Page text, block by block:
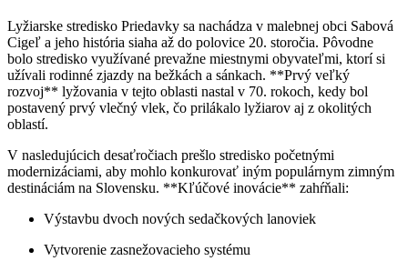
Lyžiarske stredisko Priedavky sa nachádza v malebnej obci Sabová
Cigeľ a jeho história siaha až do polovice 20. storočia. Pôvodne
bolo stredisko využívané prevažne miestnymi obyvateľmi, ktorí si
užívali rodinné zjazdy na bežkách a sánkach. **Prvý veľký
rozvoj** lyžovania v tejto oblasti nastal v 70. rokoch, kedy bol
postavený prvý vlečný vlek, čo prilákalo lyžiarov aj z okolitých
oblastí.
V nasledujúcich desaťročiach prešlo stredisko početnými
modernizáciami, aby mohlo konkurovať iným populárnym zimným
destináciám na Slovensku. **Kľúčové inovácie** zahŕňali:
Výstavbu dvoch nových sedačkových lanoviek
Vytvorenie zasnežovacieho systému